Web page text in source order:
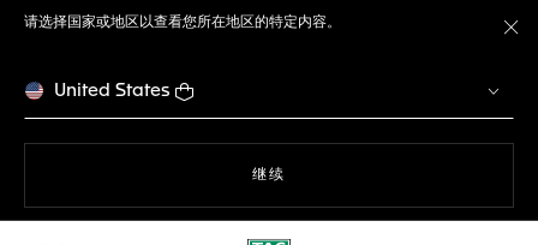
请选择国家或地区以查看您所在地区的特定内容。
United States
继续